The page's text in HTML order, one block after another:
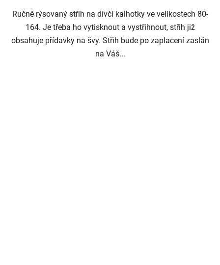
Ručně rýsovaný střih na dívčí kalhotky ve velikostech 80-
164. Je třeba ho vytisknout a vystřihnout, střih již
obsahuje přídavky na švy. Střih bude po zaplacení zaslán
na Váš...